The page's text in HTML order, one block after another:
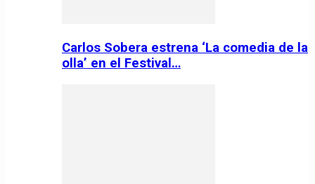
Carlos Sobera estrena ‘La comedia de la
olla’ en el Festival…